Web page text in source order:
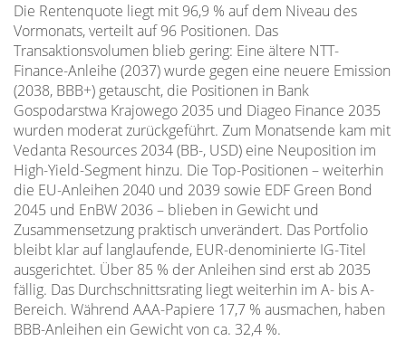
Die Rentenquote liegt mit 96,9 % auf dem Niveau des
Vormonats, verteilt auf 96 Positionen. Das
Transaktionsvolumen blieb gering: Eine ältere NTT-
Finance-Anleihe (2037) wurde gegen eine neuere Emission
(2038, BBB+) getauscht, die Positionen in Bank
Gospodarstwa Krajowego 2035 und Diageo Finance 2035
wurden moderat zurückgeführt. Zum Monatsende kam mit
Vedanta Resources 2034 (BB-, USD) eine Neuposition im
High-Yield-Segment hinzu. Die Top-Positionen – weiterhin
die EU-Anleihen 2040 und 2039 sowie EDF Green Bond
2045 und EnBW 2036 – blieben in Gewicht und
Zusammensetzung praktisch unverändert. Das Portfolio
bleibt klar auf langlaufende, EUR-denominierte IG-Titel
ausgerichtet. Über 85 % der Anleihen sind erst ab 2035
fällig. Das Durchschnittsrating liegt weiterhin im A- bis A-
Bereich. Während AAA-Papiere 17,7 % ausmachen, haben
BBB-Anleihen ein Gewicht von ca. 32,4 %.